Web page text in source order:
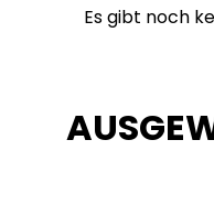
Es gibt noch